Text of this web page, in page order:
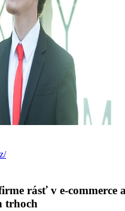
rásť v e-commerce
trhoch